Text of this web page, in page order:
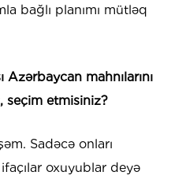
bağlı planımı mütləq
Azərbaycan mahnılarını
seçim etmisiniz?
Sadəcə onları
oxuyublar deyə